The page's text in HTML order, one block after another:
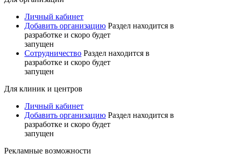
Личный кабинет
Добавить организацию Раздел находится в
разработке и скоро будет
запущен
Сотрудничество Раздел находится в
разработке и скоро будет
запущен
Для клиник и центров
Личный кабинет
Добавить организацию Раздел находится в
разработке и скоро будет
запущен
Рекламные возможности